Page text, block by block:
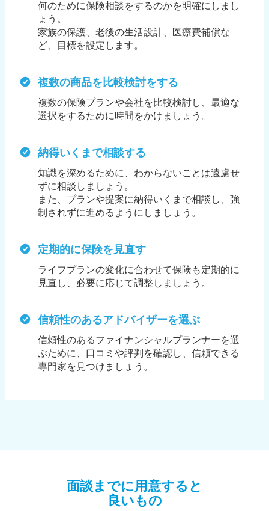
何のために保険相談をするのかを明確にしまし
ょう。
家族の保護、老後の生活設計、医療費補償な
ど、目標を設定します。
複数の商品を比較検討をする
複数の保険プランや会社を比較検討し、最適な
選択をするために時間をかけましょう。
納得いくまで相談する
知識を深めるために、わからないことは遠慮せ
ずに相談しましょう。
また、プランや提案に納得いくまで相談し、強
制されずに進めるようにしましょう。
定期的に保険を見直す
ライフプランの変化に合わせて保険も定期的に
見直し、必要に応じて調整しましょう。
信頼性のあるアドバイザーを選ぶ
信頼性のあるファイナンシャルプランナーを選
ぶために、 口コミや評判を確認し、信頼できる
専門家を見つけましょう。
面談までに用意すると
良いもの